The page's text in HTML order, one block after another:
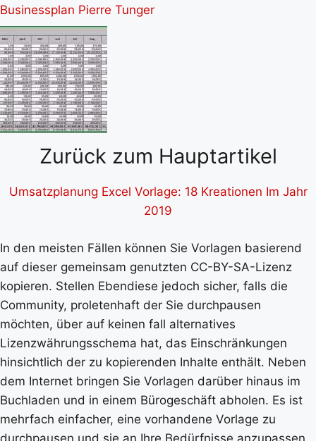
Zurück zum Hauptartikel
Umsatzplanung Excel Vorlage: 18 Kreationen Im Jahr
2019
In den meisten Fällen können Sie Vorlagen basierend
auf dieser gemeinsam genutzten CC-BY-SA-Lizenz
kopieren. Stellen Ebendiese jedoch sicher, falls die
Community, proletenhaft der Sie durchpausen
möchten, über auf keinen fall alternatives
Lizenzwährungsschema hat, das Einschränkungen
hinsichtlich der zu kopierenden Inhalte enthält. Neben
dem Internet bringen Sie Vorlagen darüber hinaus im
Buchladen und in einem Bürogeschäft abholen. Es ist
mehrfach einfacher, eine vorhandene Vorlage zu
durchpausen und sie an Ihre Bedürfnisse anzupassen,